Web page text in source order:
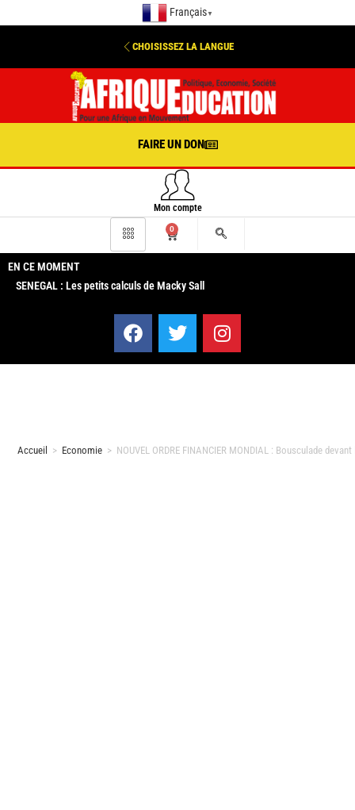
Français ▼
CHOISISSEZ LA LANGUE
FAIRE UN DON
Mon compte
0
EN CE MOMENT
SENEGAL : Les petits calculs de Macky Sall
Accueil > Economie > NOUVEL ORDRE FINANCIER MONDIAL : Bousculade